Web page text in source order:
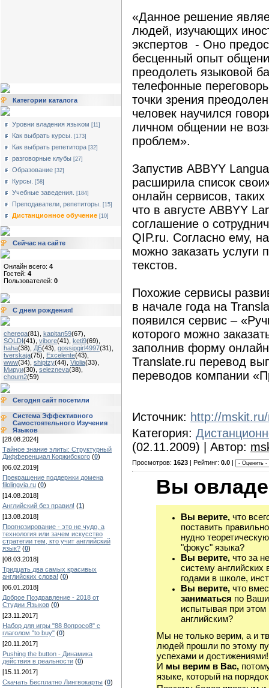
Категории каталога
Уровни владения языком [11]
Как выбрать курсы. [173]
Как выбрать репетитора [32]
разговорные клубы [27]
Образование [32]
Курсы. [58]
Учебные заведения. [184]
Преподаватели, репетиторы. [15]
Дистанционное обучение [10]
Сейчас на сайте
Онлайн всего: 4
Гостей: 4
Пользователей: 0
С днем рождения!
cherega(81) kapitan59(67)
SOLDI(41) vibore(41) keti9(69)
haha(38) ДБ(43) gossipgirl4997(31)
tverskaja(75) Excelente(43)
www(34) shiptzy(44) Violia(33)
Мируи(30) selezneva(38)
choum2(59)
Сегодня сайт посетили
Система Эффективного
Самостоятельного Изучения
Языков
[28.08.2024]
Тайное знание элиты: Структурный
Дифференциал Коржибского (0)
[06.02.2019]
Прекращение поддержки домена
filolingvia.ru (0)
[14.08.2018]
Английский без правил! (1)
[13.08.2018]
Прогнозирование - это не чудо, а
технология или зачем искусство
стратегии тем, кто учит английский
язык? (0)
[08.03.2018]
Тридцать два самых красивых
английских слова! (0)
[06.01.2018]
Доброе Поздравление - 2018 от
Студии Языков (0)
[23.11.2017]
Набор для игры "88 8опросо8" с
глаголом "to buy" (0)
[20.11.2017]
Pushing the button - Динамика
действия в реальности (0)
[15.11.2017]
Скачать Бесплатно Лингвокарты (0)
«Данное решение
людей, изучающих
экспертов - Оно
бесценный опыт
преодолеть языковой
телефонные
точки зрения
человек научился
личном общении не
проблем».
Запустив ABBYY
расширила список
онлайн сервисов,
что в августе ABBYY
соглашение о
QIP.ru. Согласно ему,
можно заказать услуги
текстов.
Похожие сервисы
в начале года на
появился сервис –
которого можно
заполнив форму
Translate.ru перевод
переводов компании
Источник: http://
Категория:
(02.11.2009) | Автор:
Просмотров: 1623 | Рейтинг: 0.0
Вы
Вы верите, что
поставить
нудно
"фокус" языка?
Вы верите, что за
систему
годами в школе,
Вы верите, что
заниматься по
испытывая при этом
английским?
Мы не только верим, а и
людей прошли по этому
успехами и достижениями!
И мы верим в Вас,
языке, который на